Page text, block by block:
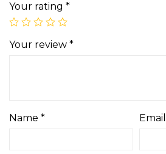
Your rating *
Your review *
Name * Email